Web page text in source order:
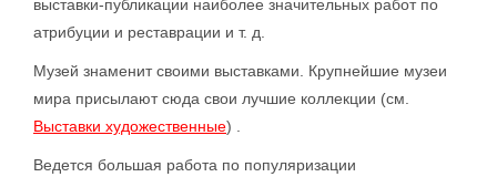
выставки-публикации наиболее значительных работ по
атрибуции и реставрации и т. д.
Музей знаменит своими выставками. Крупнейшие музеи
мира присылают сюда свои лучшие коллекции (см.
Выставки художественные) .
Ведется большая работа по популяризации